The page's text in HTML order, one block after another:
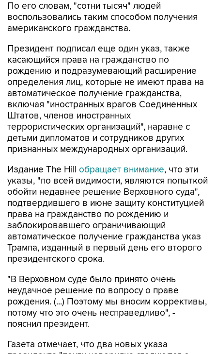
По его словам, "сотни тысяч" людей
воспользовались таким способом получения
американского гражданства.
Президент подписал еще один указ, также
касающийся права на гражданство по
рождению и подразумевающий расширение
определения лиц, которые не имеют права на
автоматическое получение гражданства,
включая "иностранных врагов Соединенных
Штатов, членов иностранных
террористических организаций", наравне с
детьми дипломатов и сотрудников других
признанных международных организаций.
Издание The Hill обращает внимание, что эти
указы, "по всей видимости, являются попыткой
обойти недавнее решение Верховного суда",
подтвердившего в июне защиту конституцией
права на гражданство по рождению и
заблокировавшего ограничивающий
автоматическое получение гражданства указ
Трампа, изданный в первый день его второго
президентского срока.
"В Верховном суде было принято очень
неудачное решение по вопросу о праве
рождения. (...) Поэтому мы вносим коррективы,
потому что это очень несправедливо", -
пояснил президент.
Газета отмечает, что два новых указа